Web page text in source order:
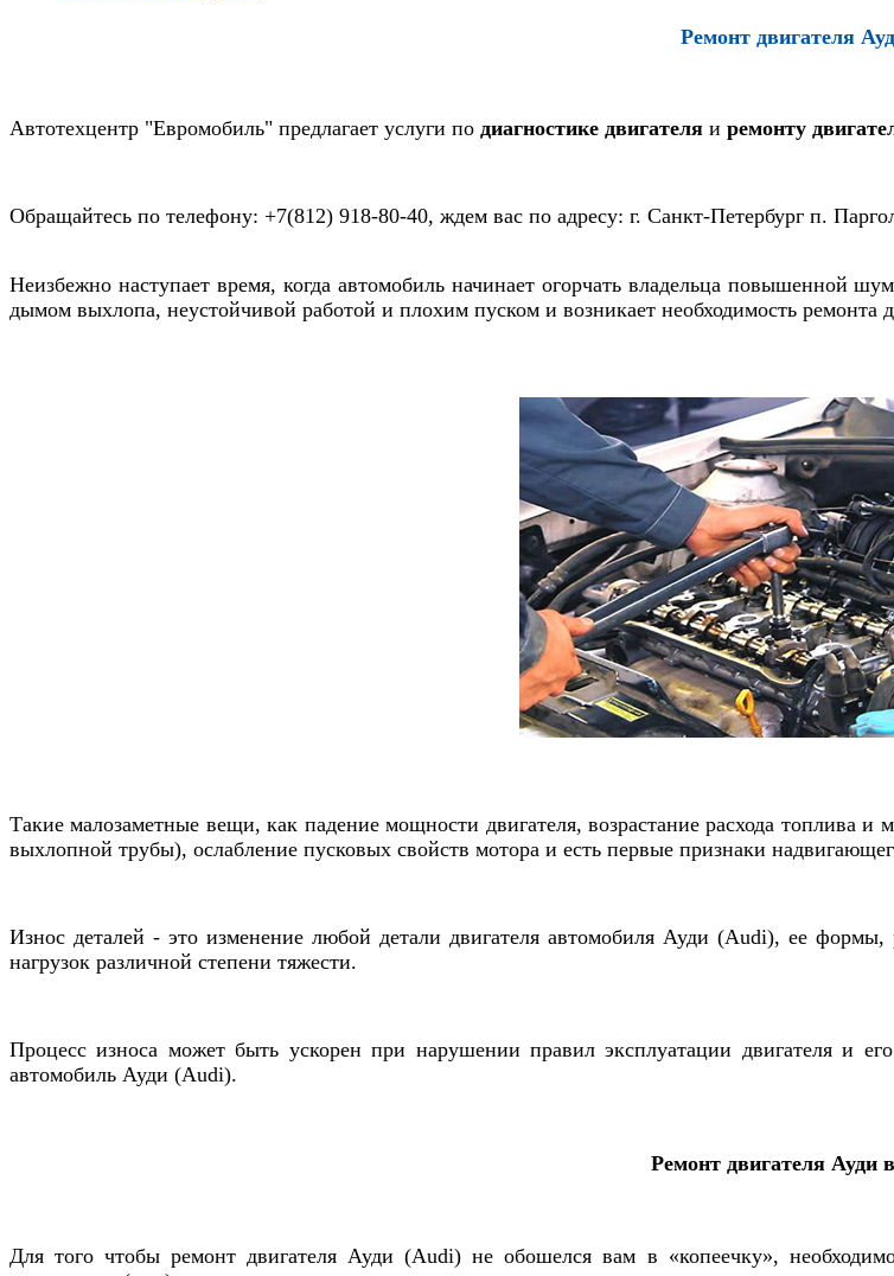
Ремонт двигателя
Автотехцентр "Евромобиль" предлагает услуги по диагностике двигателя и ремонту
Обращайтесь по телефону: +7(812) 918-80-40, ждем вас по адресу: г. Санкт-Петербург п.
Неизбежно наступает время, когда автомобиль начинает огорчать владельца повышенной
дымом выхлопа, неустойчивой работой и плохим пуском и возникает необходимость ремонта
Такие малозаметные вещи, как падение мощности двигателя, возрастание расхода топлива
выхлопной трубы), ослабление пусковых свойств мотора и есть первые признаки
Износ деталей - это изменение любой детали двигателя автомобиля Ауди (Audi), ее формы,
нагрузок различной степени тяжести.
Процесс износа может быть ускорен при нарушении правил эксплуатации двигателя и
автомобиль Ауди (Audi).
Ремонт двигателя Ауди
Для того чтобы ремонт двигателя Ауди (Audi) не обошелся вам в «копеечку»,